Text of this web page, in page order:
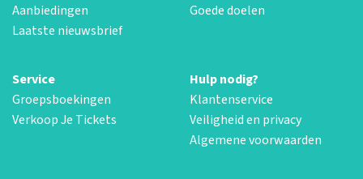
Aanbiedingen
Laatste nieuwsbrief
Goede doelen
Service
Groepsboekingen
Verkoop Je Tickets
Hulp nodig?
Klantenservice
Veiligheid en privacy
Algemene voorwaarden